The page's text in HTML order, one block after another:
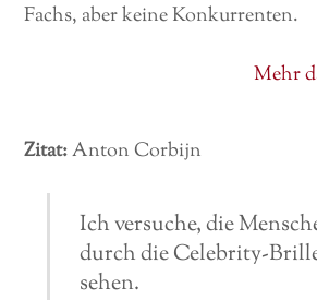
Fachs, aber keine Konkurrenten.
Mehr
Zitat:Anton Corbijn
Ich versuche, die
durch die Celebrity-
sehen.